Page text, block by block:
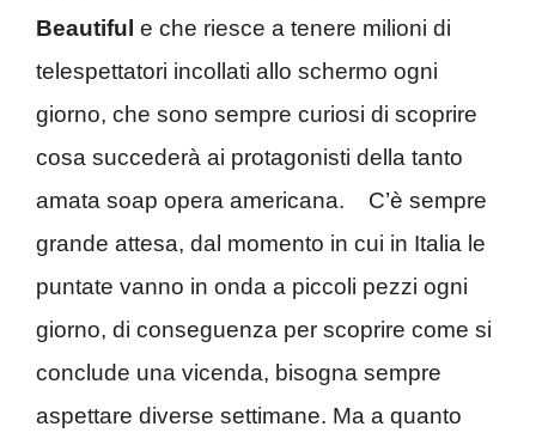
Beautiful e che riesce a tenere milioni di
telespettatori incollati allo schermo ogni
giorno, che sono sempre curiosi di scoprire
cosa succederà ai protagonisti della tanto
amata soap opera americana. C’è sempre
grande attesa, dal momento in cui in Italia le
puntate vanno in onda a piccoli pezzi ogni
giorno, di conseguenza per scoprire come si
conclude una vicenda, bisogna sempre
aspettare diverse settimane. Ma a quanto